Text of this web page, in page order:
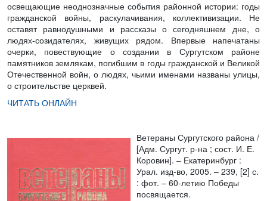
освещающие неоднозначные события районной истории: годы
гражданской войны, раскулачивания, коллективизации. Не
оставят равнодушными и рассказы о сегодняшнем дне, о
людях-созидателях, живущих рядом. Впервые напечатаны
очерки, повествующие о создании в Сургутском районе
памятников землякам, погибшим в годы гражданской и Великой
Отечественной войн, о людях, чьими именами названы улицы,
о строительстве церквей.
ЧИТАТЬ ОНЛАЙН
Ветераны Сургутского района /
[Адм. Сургут. р-на ; сост. И. Е.
Коровин]. – Екатеринбург :
Урал. изд-во, 2005. – 239, [2] с.
: фот. – 60-летию Победы
посвящается.